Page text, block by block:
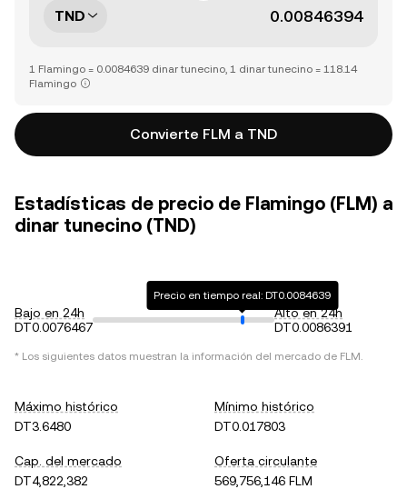
TND
1 Flamingo = 0.0084639 dinar tunecino, 1 dinar tunecino = 118.14
Flamingo
Convierte FLM a TND
Estadísticas de precio de Flamingo (FLM) a
dinar tunecino (TND)
Bajo en 24h
DT0.0076467
Precio en tiempo real: DT0.0084639
Alto en 24h
DT0.0086391
* Los siguientes datos muestran la información del mercado de FLM.
Máximo histórico
DT3.6480
Mínimo histórico
DT0.017803
Cap. del mercado
DT4,822,382
Oferta circulante
569,756,146 FLM